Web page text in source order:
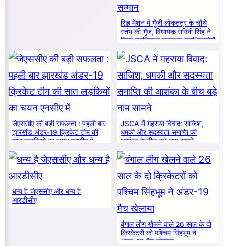
सिंह मेंशन में गूँजी लोकतंत्र के चौथे
स्तंभ की गूँज, विधायक रागिनी सिंह ने
किया नवनियुक्त पत्रकार पदाधिकारियों
का सम्मान
जेएससीए की बड़ी सफलता : पहली बार
झारखंड अंडर-19 क्रिकेट टीम की
सात लड़कियों का चयन एनसीए में
JSCA में गहराया विवाद: साजिश,
धमकी और सदस्यता समाप्ति की
आशंका के बीच बड़े नाम सामने
धन्य है जेएससीए और धन्य है
आरडीसीए
बंगाल लीग खेलने वाले 26 साल के दो
क्रिकेटरों को पश्चिम सिंहभूम ने
अंडर-19 मैच खेलाया